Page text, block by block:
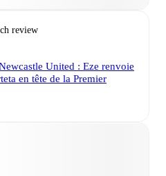
review
United : Eze renvoie
en tête de la Premier